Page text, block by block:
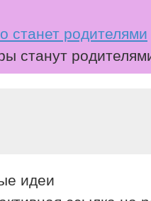
станет родителями
станут
идеи